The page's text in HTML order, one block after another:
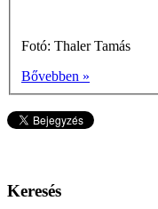
Fotó: Thaler Tamás
Bővebben »
Keresés